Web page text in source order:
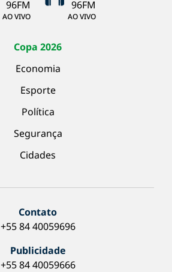
AO VIVO AO VIVO
Copa 2026
Economia
Esporte
Política
Segurança
Cidades
Contato
+55 84 40059696
Publicidade
+55 84 40059666